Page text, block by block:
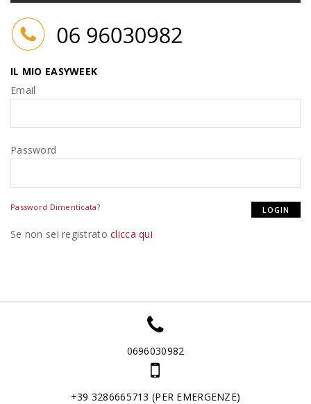
IL MIO EASYWEEK
Email
Password
Password Dimenticata?
Se non sei registratoclicca qui
0696030982
+39 3286665713 (PER EMERGENZE)